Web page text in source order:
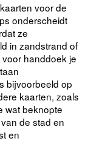
voor de
onderscheidt
ze
in zandstrand of
handdoek je
bijvoorbeeld op
kaarten, zoals
wat beknopte
de stad en
en